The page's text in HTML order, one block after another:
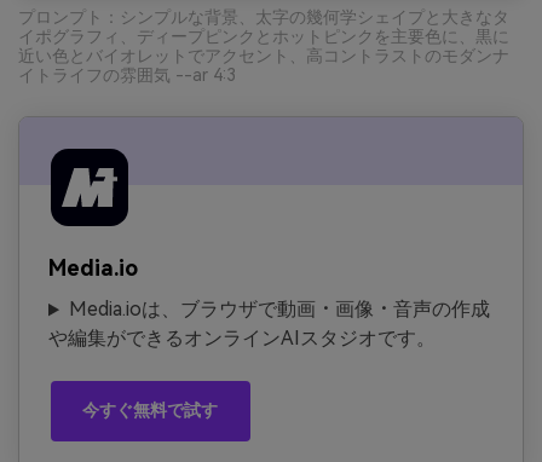
プロンプト：シンプルな背景、太字の幾何学シェイプと大きなタ
イポグラフィ、ディープピンクとホットピンクを主要色に、黒に
近い色とバイオレットでアクセント、高コントラストのモダンナ
イトライフの雰囲気 --ar 4:3
Media.io
Media.ioは、ブラウザで動画・画像・音声の作成
や編集ができるオンラインAIスタジオです。
今すぐ無料で試す